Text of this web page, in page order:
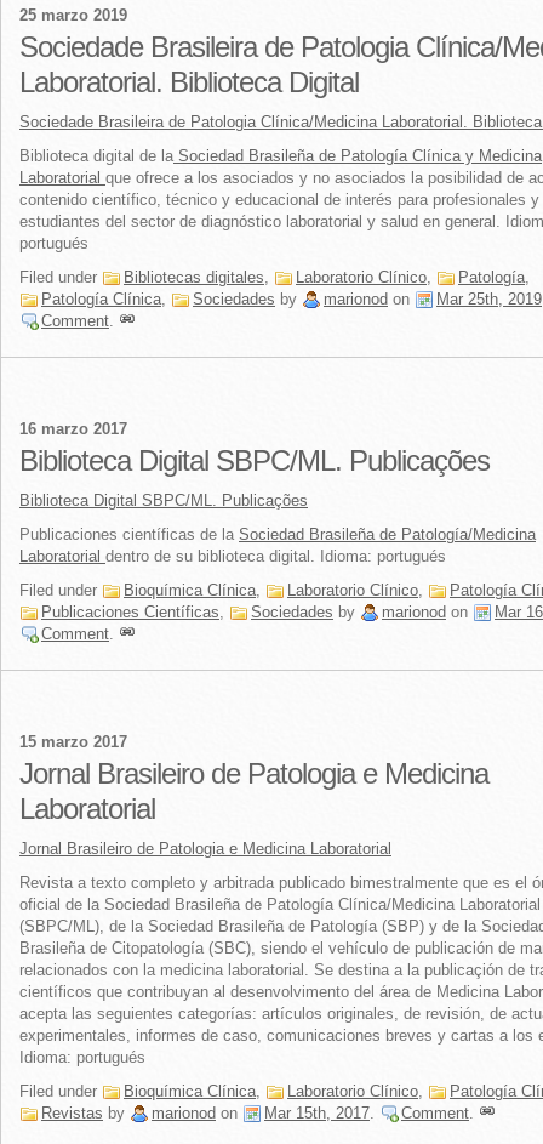
25 marzo 2019
Sociedade Brasileira de Patologia Clínica/
Laboratorial. Biblioteca Digital
Sociedade Brasileira de Patologia Clínica/Medicina Laboratorial.
Biblioteca digital de laSociedad Brasileña de Patología Clínica y Medicina
Laboratorial que ofrece a los asociados y no asociados la posibilidad de
contenido científico, técnico y educacional de interés para profesionales y
estudiantes del sector de diagnóstico laboratorial y salud en general.
portugués
Filed under
Bibliotecas digitales, Laboratorio Clínico, Patología,
Patología Clínica, Sociedades by marionod on Mar 25th, 2019
Comment.
16 marzo 2017
Biblioteca Digital SBPC/ML. Publicações
Biblioteca Digital SBPC/ML. Publicações
Publicaciones científicas de la Sociedad Brasileña de Patología/Medicina
Laboratorial dentro de su biblioteca digital. Idioma: portugués
Filed under
Bioquímica Clínica, Laboratorio Clínico,
Patología
Publicaciones Científicas, Sociedades by marionod on
Mar
Comment.
15 marzo 2017
Jornal Brasileiro de Patologia e Medicina
Laboratorial
Jornal Brasileiro de Patologia e Medicina Laboratorial
Revista a texto completo y arbitrada publicado bimestralmente que es el
oficial de la Sociedad Brasileña de Patología Clínica/Medicina Laboratorial
(SBPC/ML), de la Sociedad Brasileña de Patología (SBP) y de la
Brasileña de Citopatología (SBC), siendo el vehículo de publicación de
relacionados con la medicina laboratorial. Se destina a la publicaçión de
científicos que contribuyan al desenvolvimento del área de Medicina
acepta las seguientes categorías: artículos originales, de revisión, de
experimentales, informes de caso, comunicaciones breves y cartas a los
Idioma: portugués
Filed under
Bioquímica Clínica, Laboratorio Clínico,
Patología
Revistas by marionod on Mar 15th, 2017. Comment.